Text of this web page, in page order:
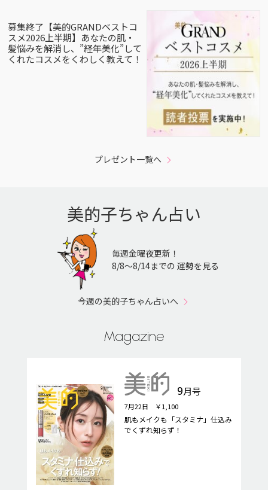
募集終了【美的GRANDベストコ
スメ2026上半期】あなたの肌・
髪悩みを解消し、”経年美化”して
くれたコスメをくわしく教えて！
プレゼント一覧へ
美的子ちゃん占い
毎週金曜夜更新！
8/8〜8/14までの 運勢を見る
今週の美的子ちゃん占いへ
Magazine
9月号
7月22日 ￥1,100
肌もメイクも「スタミナ」仕込み
でくずれ知らず！